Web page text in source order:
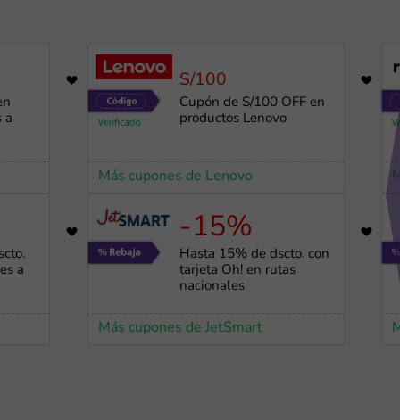
738
a
2930
a
S/100
Cupón de S/100 OFF en
productos Lenovo
Más cupones de Lenovo
-15%
Hasta 15% de dscto. con
tarjeta Oh! en rutas
nacionales
Más cupones de JetSmart